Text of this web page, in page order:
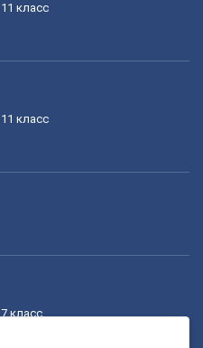
11 класс
11 класс
7 класс